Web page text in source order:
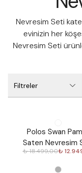
Nevresim Seti
evinizin her
Nevresim Seti
Filtreler
Polos Swan
Saten Nevresim
₺ 18.499,00₺